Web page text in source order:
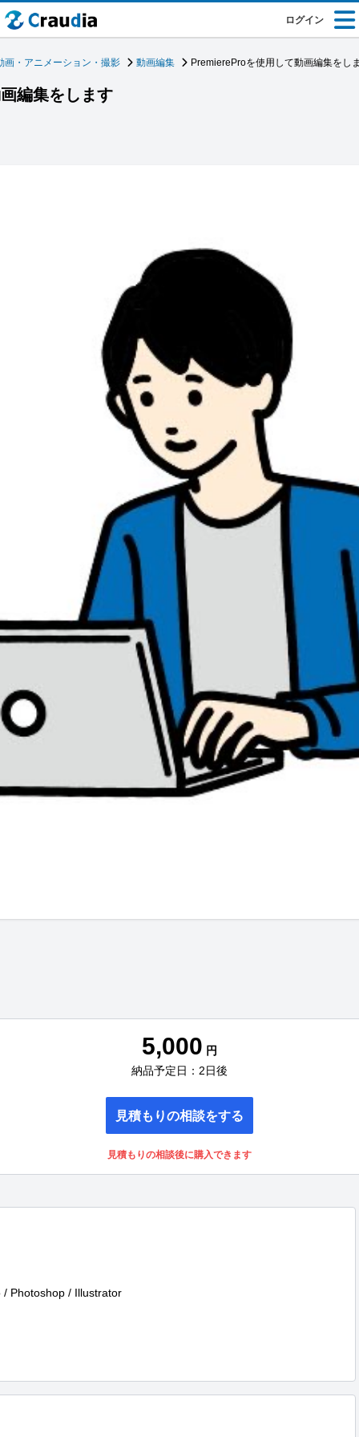
ログイン
画・アニメーション・撮影 動画編集 PremiereProを使用して動画編集をし
編集をします
5,000 円
納品予定日：2日後
見積もりの相談をする
見積もりの相談後に購入できます
Photoshop / Illustrator